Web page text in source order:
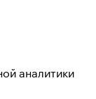
аналитики